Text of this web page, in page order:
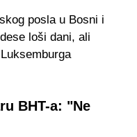
posla u Bosni i
loši dani, ali
BHT-a: "Ne